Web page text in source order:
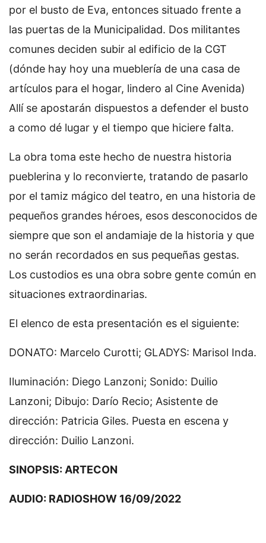
por el busto de Eva, entonces situado frente a
las puertas de la Municipalidad. Dos militantes
comunes deciden subir al edificio de la CGT
(dónde hay hoy una mueblería de una casa de
artículos para el hogar, lindero al Cine Avenida)
Allí se apostarán dispuestos a defender el busto
a como dé lugar y el tiempo que hiciere falta.
La obra toma este hecho de nuestra historia
pueblerina y lo reconvierte, tratando de pasarlo
por el tamiz mágico del teatro, en una historia de
pequeños grandes héroes, esos desconocidos de
siempre que son el andamiaje de la historia y que
no serán recordados en sus pequeñas gestas.
Los custodios es una obra sobre gente común en
situaciones extraordinarias.
El elenco de esta presentación es el siguiente:
DONATO: Marcelo Curotti; GLADYS: Marisol Inda.
Iluminación: Diego Lanzoni; Sonido: Duilio
Lanzoni; Dibujo: Darío Recio; Asistente de
dirección: Patricia Giles. Puesta en escena y
dirección: Duilio Lanzoni.
SINOPSIS: ARTECON
AUDIO: RADIOSHOW 16/09/2022